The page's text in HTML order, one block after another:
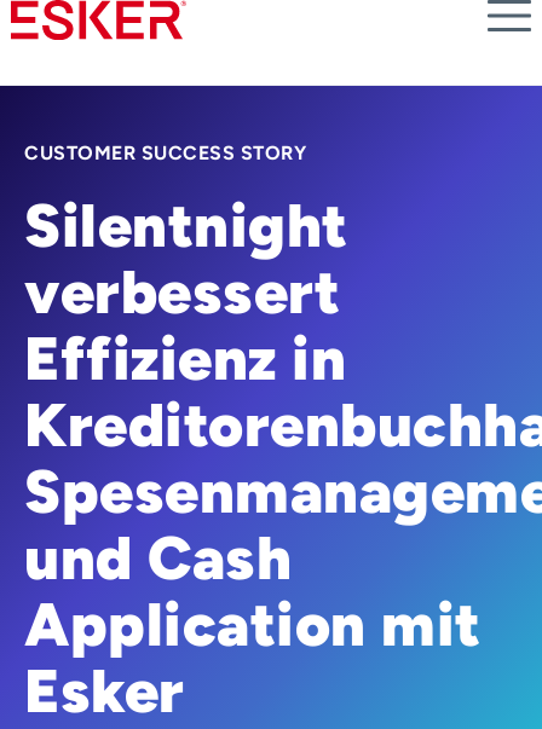
Skip
to
content
CUSTOMER SUCCESS STORY
Silentnight
verbessert
Effizienz in
und Cash
Application mit
Esker